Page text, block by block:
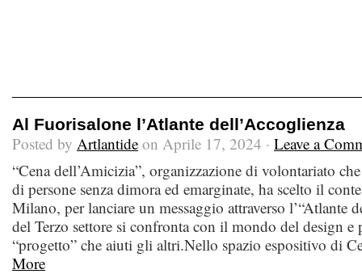
Al Fuorisalone l’Atlante dell’Accoglienza
Posted by Artlantide on Aprile 17, 2024 · Leave a
“Cena dell’Amicizia”, organizzazione di volontariato
di persone senza dimora ed emarginate, ha scelto il
Milano, per lanciare un messaggio attraverso l’“Atlante
del Terzo settore si confronta con il mondo del design e
“progetto” che aiuti gli altri.Nello spazio espositivo di
More